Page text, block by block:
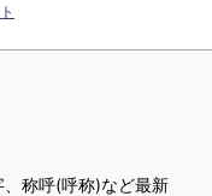
称呼(呼称)など最新